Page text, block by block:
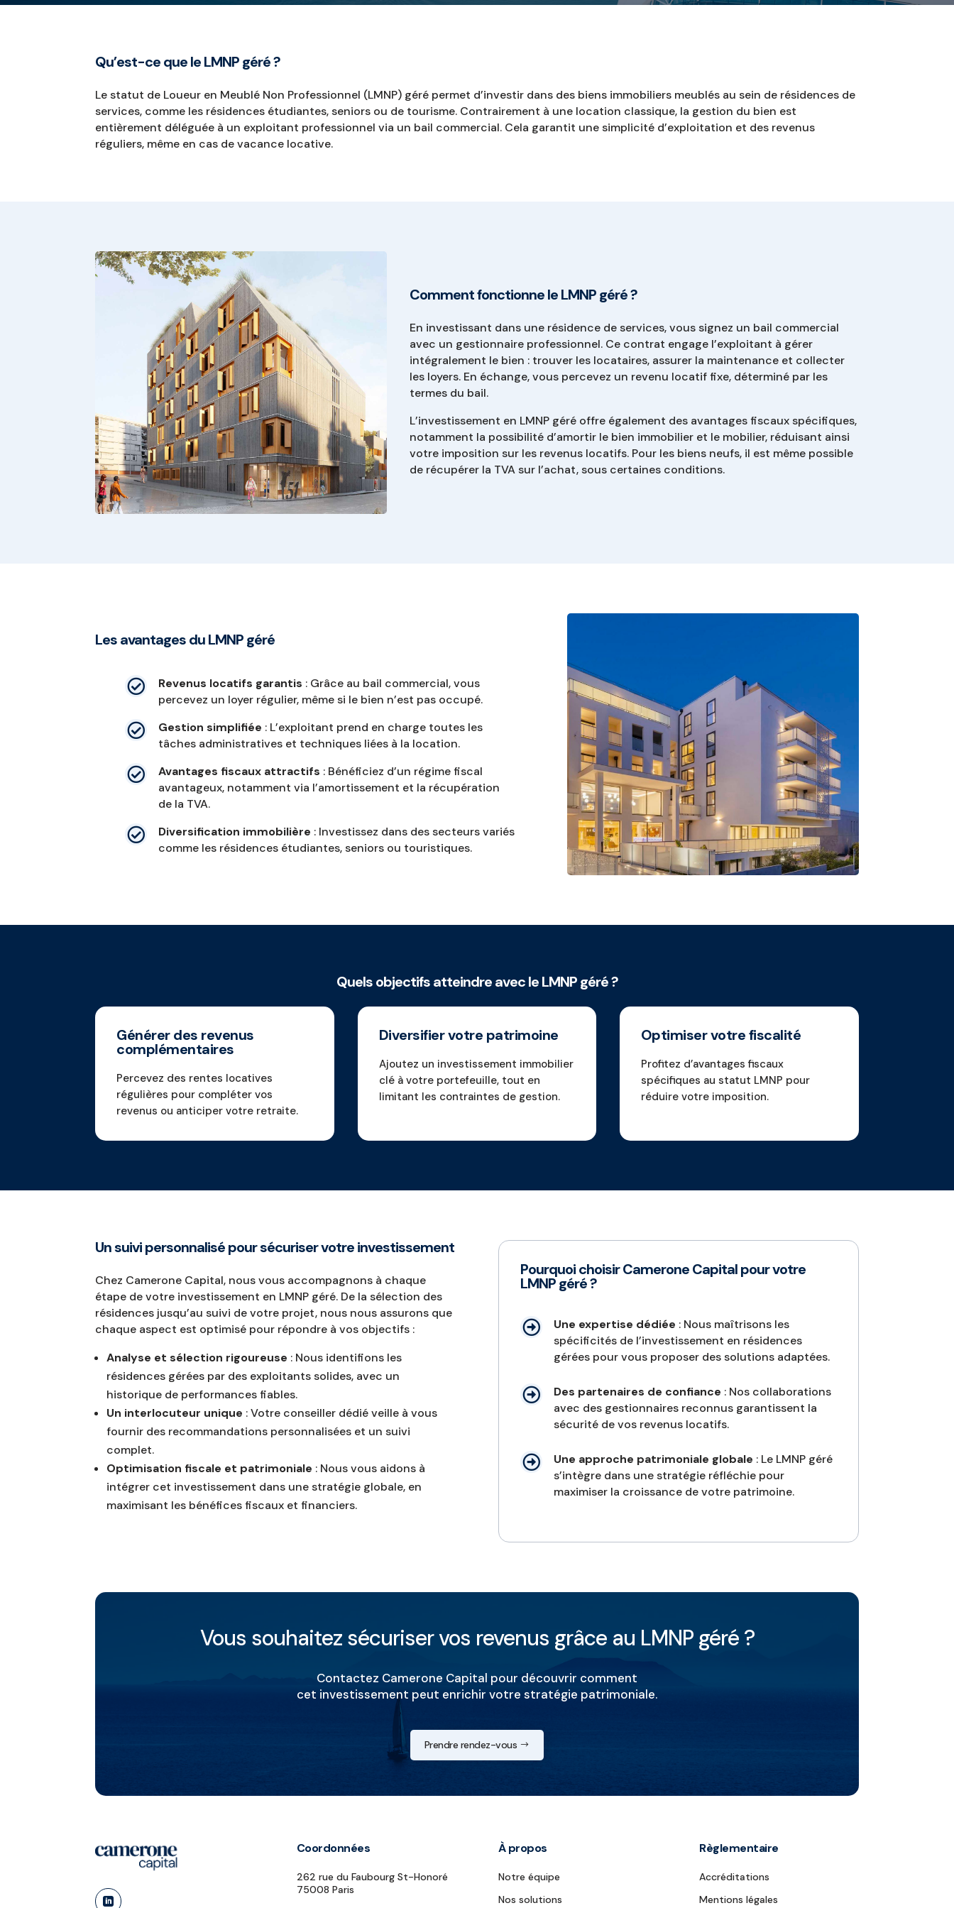
Qu’est-ce que le LMNP géré ?
Le statut de Loueur en Meublé Non Professionnel (LMNP) géré permet d’investir dans des biens immobiliers meublés au sein de résidences de
services, comme les résidences étudiantes, seniors ou de tourisme. Contrairement à une location classique, la gestion du bien est
entièrement déléguée à un exploitant professionnel via un bail commercial. Cela garantit une simplicité d’exploitation et des revenus
réguliers, même en cas de vacance locative.
Comment fonctionne le LMNP géré ?
En investissant dans une résidence de services, vous signez un bail commercial
avec un gestionnaire professionnel. Ce contrat engage l’exploitant à gérer
intégralement le bien : trouver les locataires, assurer la maintenance et collecter
les loyers. En échange, vous percevez un revenu locatif fixe, déterminé par les
termes du bail.
L’investissement en LMNP géré offre également des avantages fiscaux spécifiques,
notamment la possibilité d’amortir le bien immobilier et le mobilier, réduisant ainsi
votre imposition sur les revenus locatifs. Pour les biens neufs, il est même possible
de récupérer la TVA sur l’achat, sous certaines conditions.
Les avantages du LMNP géré
 Revenus locatifs garantis : Grâce au bail commercial, vous
percevez un loyer régulier, même si le bien n’est pas occupé.
 Gestion simplifiée : L’exploitant prend en charge toutes les
tâches administratives et techniques liées à la location.
 Avantages fiscaux attractifs : Bénéficiez d’un régime fiscal
avantageux, notamment via l’amortissement et la récupération
de la TVA.
 Diversification immobilière : Investissez dans des secteurs variés
comme les résidences étudiantes, seniors ou touristiques.
Quels objectifs atteindre avec le LMNP géré ?
Générer des revenus
complémentaires
Percevez des rentes locatives
régulières pour compléter vos
revenus ou anticiper votre retraite.
Diversifier votre patrimoine
Ajoutez un investissement immobilier
clé à votre portefeuille, tout en
limitant les contraintes de gestion.
Optimiser votre fiscalité
Profitez d’avantages fiscaux
spécifiques au statut LMNP pour
réduire votre imposition.
Un suivi personnalisé pour sécuriser votre investissement
Chez Camerone Capital, nous vous accompagnons à chaque
étape de votre investissement en LMNP géré. De la sélection des
résidences jusqu’au suivi de votre projet, nous nous assurons que
chaque aspect est optimisé pour répondre à vos objectifs :
Analyse et sélection rigoureuse : Nous identifions les
résidences gérées par des exploitants solides, avec un
historique de performances fiables.
Un interlocuteur unique : Votre conseiller dédié veille à vous
fournir des recommandations personnalisées et un suivi
complet.
Optimisation fiscale et patrimoniale : Nous vous aidons à
intégrer cet investissement dans une stratégie globale, en
maximisant les bénéfices fiscaux et financiers.
Pourquoi choisir Camerone Capital pour votre
LMNP géré ?
 Une expertise dédiée : Nous maîtrisons les
spécificités de l’investissement en résidences
gérées pour vous proposer des solutions adaptées.
 Des partenaires de confiance : Nos collaborations
avec des gestionnaires reconnus garantissent la
sécurité de vos revenus locatifs.
 Une approche patrimoniale globale : Le LMNP géré
s’intègre dans une stratégie réfléchie pour
maximiser la croissance de votre patrimoine.
Vous souhaitez sécuriser vos revenus grâce au LMNP géré ?
Contactez Camerone Capital pour découvrir comment
cet investissement peut enrichir votre stratégie patrimoniale.
Prendre rendez-vous

Coordonnées
262 rue du Faubourg St-Honoré
75008 Paris
À propos
Notre équipe
Nos solutions
Règlementaire
Accréditations
Mentions légales